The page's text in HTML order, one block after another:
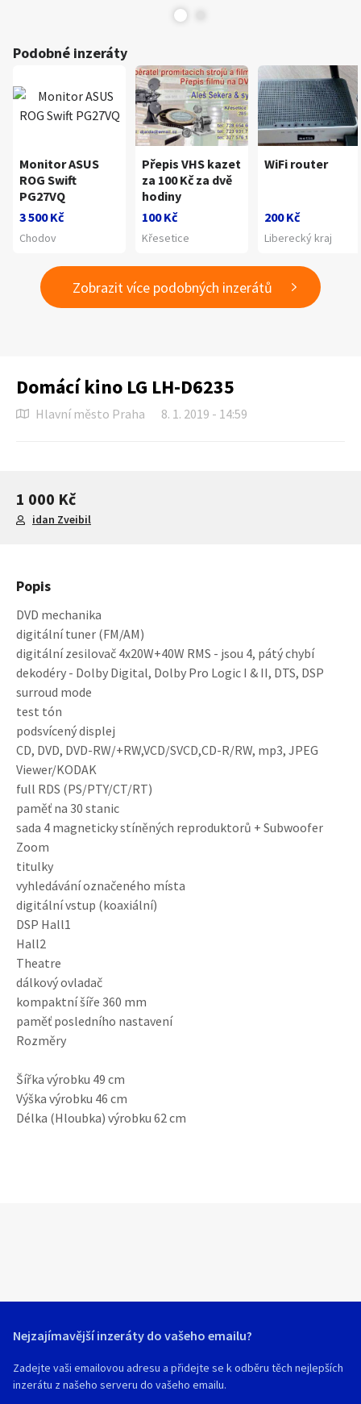
Podobné inzeráty
Monitor ASUS
ROG Swift
PG27VQ
3 500 Kč
Chodov
Přepis VHS kazet
za 100 Kč za dvě
hodiny
100 Kč
Křesetice
WiFi router
200 Kč
Liberecký kraj
Zobrazit více podobných inzerátů
Domácí kino LG LH-D6235
Hlavní město Praha 8. 1. 2019 - 14:59
1 000 Kč
idan Zveibil
Popis
DVD mechanika
digitální tuner (FM/AM)
digitální zesilovač 4x20W+40W RMS - jsou 4, pátý chybí
dekodéry - Dolby Digital, Dolby Pro Logic I & II, DTS, DSP
surroud mode
test tón
podsvícený displej
CD, DVD, DVD-RW/+RW,VCD/SVCD,CD-R/RW, mp3, JPEG
Viewer/KODAK
full RDS (PS/PTY/CT/RT)
paměť na 30 stanic
sada 4 magneticky stíněných reproduktorů + Subwoofer
Zoom
titulky
vyhledávání označeného místa
digitální vstup (koaxiální)
DSP Hall1
Hall2
Theatre
dálkový ovladač
kompaktní šíře 360 mm
paměť posledního nastavení
Rozměry
Šířka výrobku 49 cm
Výška výrobku 46 cm
Délka (Hloubka) výrobku 62 cm
Nejzajímavější inzeráty do vašeho emailu?
Zadejte vaši emailovou adresu a přidejte se k odběru těch nejlepších
inzerátu z našeho serveru do vašeho emailu.